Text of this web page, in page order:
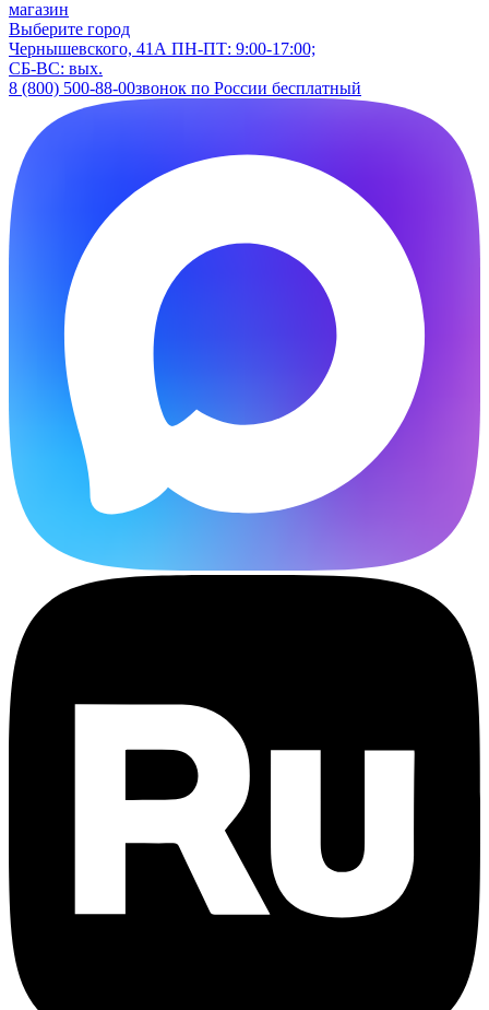
магазин
Выберите город
Чернышевского, 41А ПН-ПТ: 9:00-17:00;
СБ-ВС: вых.
8 (800) 500-88-00звонок по России бесплатный